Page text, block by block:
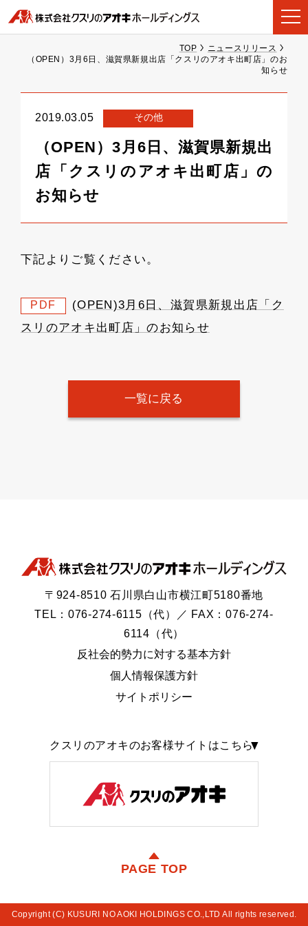
TOP
ニュースリリース
（OPEN）3月6日、滋賀県新規出店「クスリのアオキ出町店」のお
知らせ
2019.03.05 その他
（OPEN）3月6日、滋賀県新規出
店「クスリのアオキ出町店」の
お知らせ
下記よりご覧ください。
PDF
(OPEN)3月6日、滋賀県新規出店「ク
スリのアオキ出町店」のお知らせ
一覧に戻る
〒924-8510 石川県白山市横江町5180番地
TEL：076-274-6115（代）／ FAX：076-274-
6114（代）
反社会的勢力に対する基本方針
個人情報保護方針
サイトポリシー
クスリのアオキのお客様サイトはこちら
PAGE TOP
Copyright (C) KUSURI NO AOKI HOLDINGS CO.,LTD All rights reserved.